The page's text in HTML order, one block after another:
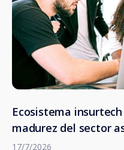
Ecosistema
madurez del sector
17/7/2026